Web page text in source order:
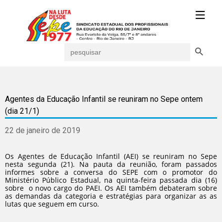
for:
Agentes da Educação Infantil se reuniram no Sepe ontem
(dia 21/1)
22 de janeiro de 2019
Os Agentes de Educação Infantil (AEI) se reuniram no Sepe
nesta segunda (21). Na pauta da reunião, foram passados
informes sobre a conversa do SEPE com o promotor do
Ministério Público Estadual, na quinta-feira passada dia (16)
sobre o novo cargo do PAEI. Os AEI também debateram sobre
as demandas da categoria e estratégias para organizar as as
lutas que seguem em curso.